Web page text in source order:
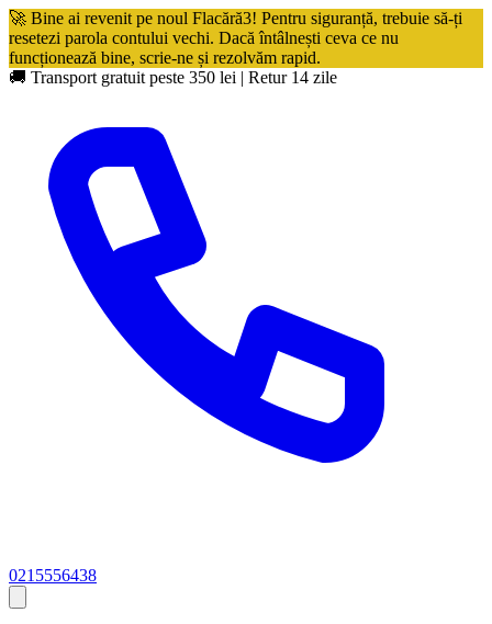
🚀 Bine ai revenit pe noul Flacără3! Pentru siguranță, trebuie să-ți
resetezi parola contului vechi. Dacă întâlnești ceva ce nu
funcționează bine, scrie-ne și rezolvăm rapid.
🚚 Transport gratuit peste 350 lei | Retur 14 zile
0215556438